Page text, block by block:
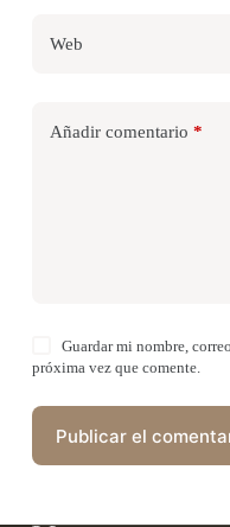
Web
Añadir comentario *
Guardar mi nombre,
próxima vez que comente.
Publicar el